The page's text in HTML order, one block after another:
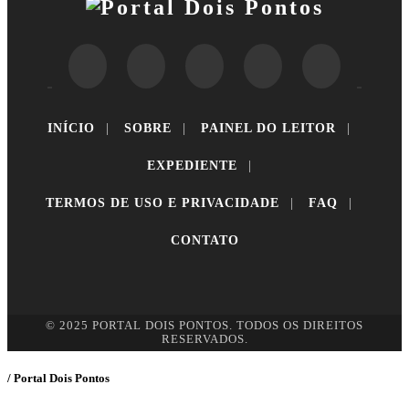
INÍCIO SOBRE PAINEL DO LEITOR
EXPEDIENTE
TERMOS DE USO E PRIVACIDADE FAQ
CONTATO
© 2025 PORTAL DOIS PONTOS. TODOS OS DIREITOS
RESERVADOS.
/ Portal Dois Pontos